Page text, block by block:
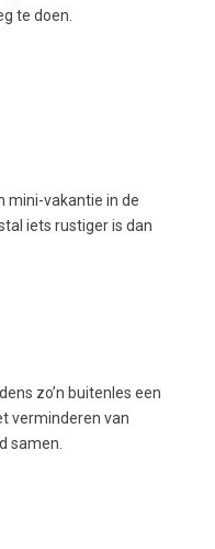
te doen.
mini-vakantie in de
iets rustiger is dan
zo’n buitenles een
verminderen van
samen.